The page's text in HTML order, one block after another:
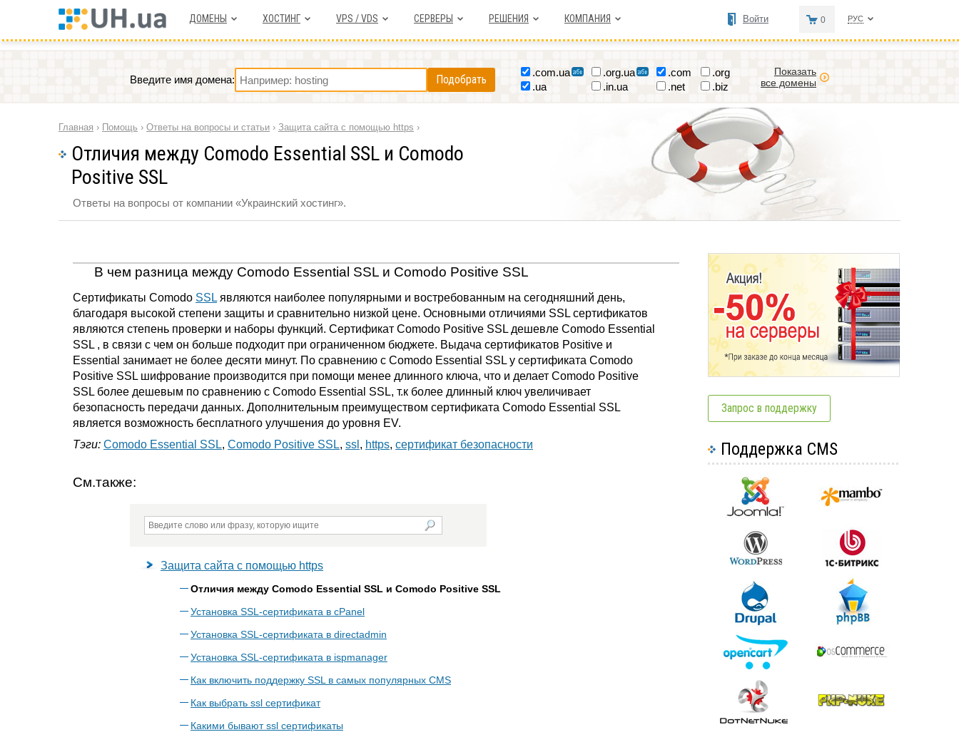
ДОМЕНЫ ХОСТИНГ VPS / VDS СЕРВЕРЫ РЕШЕНИЯ КОМПАНИЯ РУС
0
Войти
Введите имя домена: Подобрать
.com.ua .org.ua .com
.org
.ua
.in.ua .net .biz
Показать
все домены
Главная › Помощь › Ответы на вопросы и статьи › Защита сайта с помощью https ›
Отличия между Comodo Essential SSL и Comodo
Positive SSL
Ответы на вопросы от компании «Украинский хостинг».
В чем разница между Comodo Essential SSL и Comodo Positive SSL
Сертификаты Comodo SSL являются наиболее популярными и востребованным на сегодняшний день,
благодаря высокой степени защиты и сравнительно низкой цене. Основными отличиями SSL сертификатов
являются степень проверки и наборы функций. Сертификат Comodo Positive SSL дешевле Comodo Essential
SSL , в связи с чем он больше подходит при ограниченном бюджете. Выдача сертификатов Positive и
Essential занимает не более десяти минут. По сравнению с Comodo Essential SSL у сертификата Comodo
Positive SSL шифрование производится при помощи менее длинного ключа, что и делает Comodo Positive
SSL более дешевым по сравнению с Comodo Essential SSL, т.к более длинный ключ увеличивает
безопасность передачи данных. Дополнительным преимуществом сертификата Comodo Essential SSL
является возможность бесплатного улучшения до уровня EV.
Тэги: Comodo Essential SSL, Comodo Positive SSL, ssl , https, сертификат безопасности
См.также:
Защита сайта с помощью https
Отличия между Comodo Essential SSL и Comodo Positive SSL
Установка SSL-сертификата в cPanel
Установка SSL-сертификата в directadmin
Установка SSL-сертификата в ispmanager
Как включить поддержку SSL в самых популярных CMS
Как выбрать ssl сертификат
Какими бывают ssl сертификаты
Запрос в поддержку
Поддержка CMS